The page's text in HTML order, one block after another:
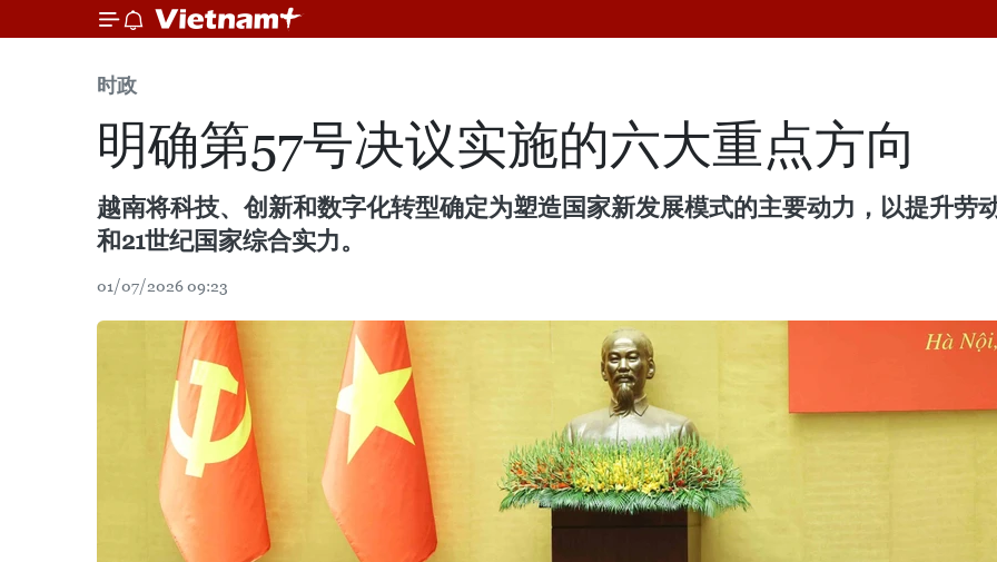
时政
明确第57号决议实施的六大重点方向
越南将科技、创新和数字化转型确定为塑造国家新发展模式的主要动力，以提升劳
和21世纪国家综合实力。
01/07/2026 09:23